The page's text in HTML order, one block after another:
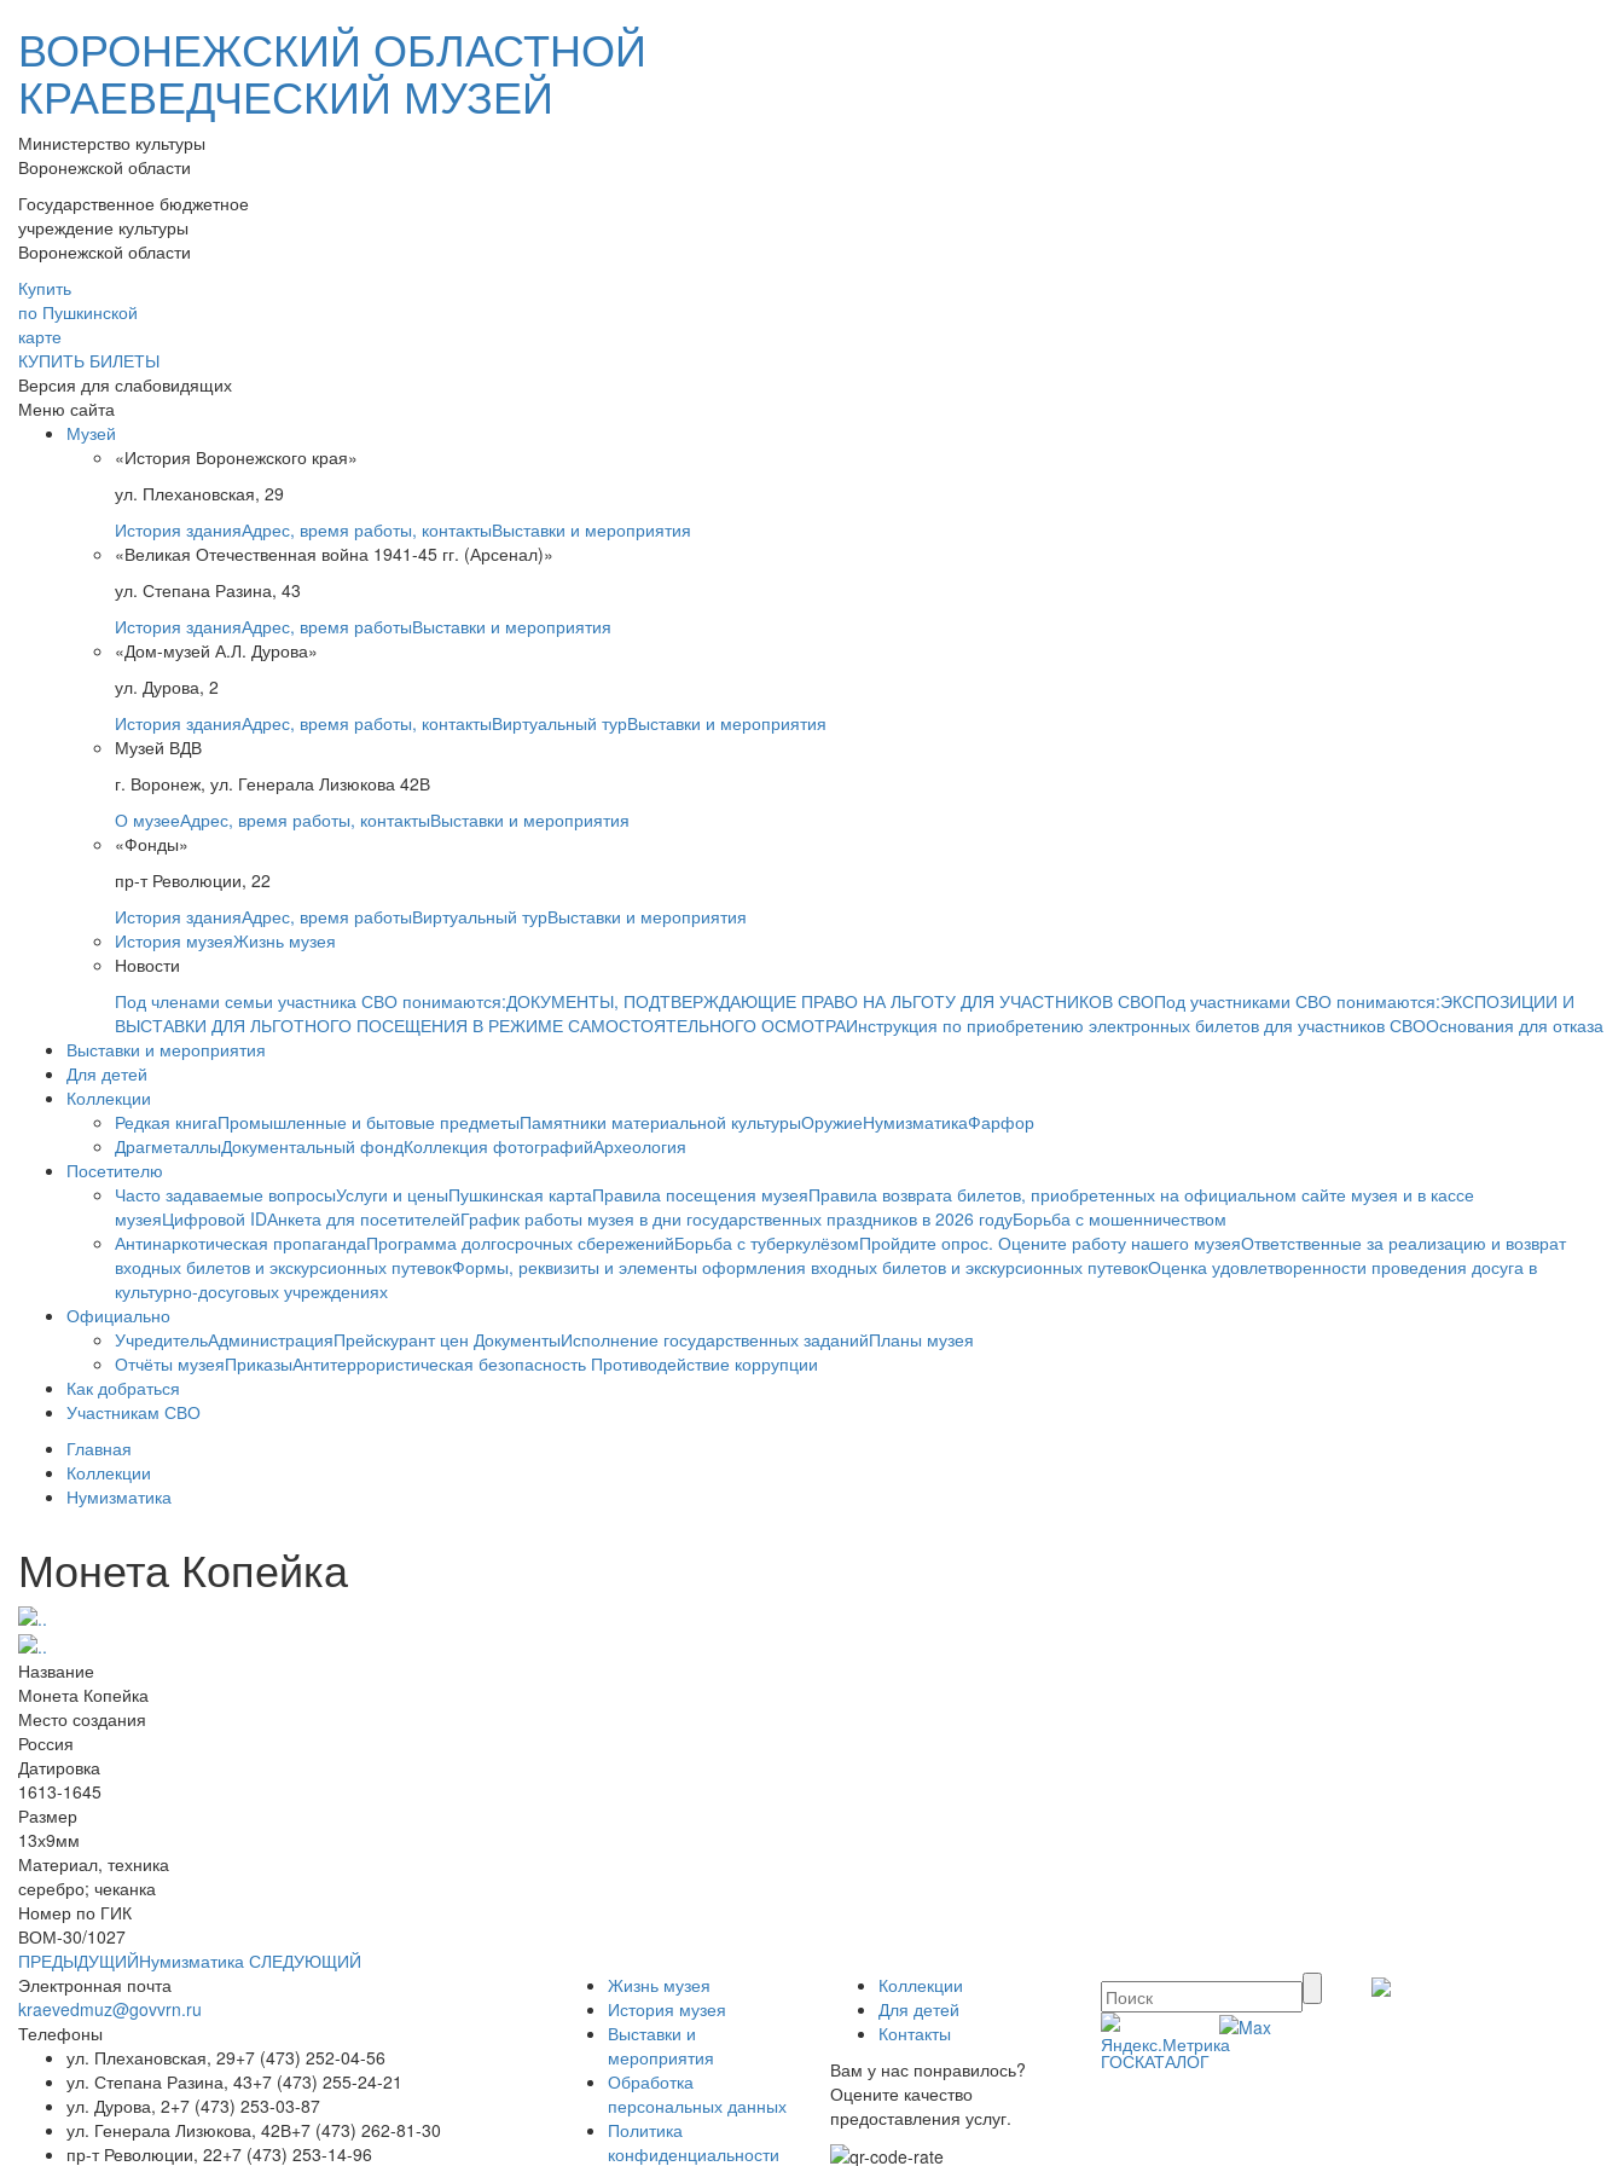
ВОРОНЕЖСКИЙ ОБЛАСТНОЙ
КРАЕВЕДЧЕСКИЙ МУЗЕЙ
Министерство культуры
Воронежской области
Государственное бюджетное
учреждение культуры
Воронежской области
Купить
по Пушкинской
карте
КУПИТЬ БИЛЕТЫ
Версия для слабовидящих
Меню сайта
Музей
«История Воронежского края»
ул. Плехановская, 29
История зданияАдрес, время работы, контактыВыставки и мероприятия
«Великая Отечественная война 1941-45 гг. (Арсенал)»
ул. Степана Разина, 43
История зданияАдрес, время работыВыставки и мероприятия
«Дом-музей А.Л. Дурова»
ул. Дурова, 2
История зданияАдрес, время работы, контактыВиртуальный турВыставки и мероприятия
Музей ВДВ
г. Воронеж, ул. Генерала Лизюкова 42В
О музееАдрес, время работы, контактыВыставки и мероприятия
«Фонды»
пр-т Революции, 22
История зданияАдрес, время работыВиртуальный турВыставки и мероприятия
История музеяЖизнь музея
Новости
Под членами семьи участника СВО понимаются:ДОКУМЕНТЫ, ПОДТВЕРЖДАЮЩИЕ ПРАВО НА ЛЬГОТУ ДЛЯ УЧАСТНИКОВ СВОПод участниками СВО понимаются:ЭКСПОЗИЦИИ И
ВЫСТАВКИ ДЛЯ ЛЬГОТНОГО ПОСЕЩЕНИЯ В РЕЖИМЕ САМОСТОЯТЕЛЬНОГО ОСМОТРАИнструкция по приобретению электронных билетов для участников СВООснования для отказа
Выставки и мероприятия
Для детей
Коллекции
Редкая книгаПромышленные и бытовые предметыПамятники материальной культурыОружиеНумизматикаФарфор
ДрагметаллыДокументальный фондКоллекция фотографийАрхеология
Посетителю
Часто задаваемые вопросыУслуги и ценыПушкинская картаПравила посещения музеяПравила возврата билетов, приобретенных на официальном сайте музея и в кассе
музеяЦифровой IDАнкета для посетителейГрафик работы музея в дни государственных праздников в 2026 годуБорьба с мошенничеством
Антинаркотическая пропагандаПрограмма долгосрочных сбереженийБорьба с туберкулёзомПройдите опрос. Оцените работу нашего музеяОтветственные за реализацию и возврат
входных билетов и экскурсионных путевокФормы, реквизиты и элементы оформления входных билетов и экскурсионных путевокОценка удовлетворенности проведения досуга в
культурно-досуговых учреждениях
Официально
УчредительАдминистрацияПрейскурант цен ДокументыИсполнение государственных заданийПланы музея
Отчёты музеяПриказыАнтитеррористическая безопасность Противодействие коррупции
Как добраться
Участникам СВО
Главная
Коллекции
Нумизматика
Монета Копейка
Название
Монета Копейка
Место создания
Россия
Датировка
1613-1645
Размер
13х9мм
Материал, техника
серебро; чеканка
Номер по ГИК
ВОМ-30/1027
ПРЕДЫДУЩИЙНумизматика СЛЕДУЮЩИЙ
Электронная почта
kraevedmuz@govvrn.ru
Телефоны
ул. Плехановская, 29+7 (473) 252-04-56
ул. Степана Разина, 43+7 (473) 255-24-21
ул. Дурова, 2+7 (473) 253-03-87
ул. Генерала Лизюкова, 42В+7 (473) 262-81-30
пр-т Революции, 22+7 (473) 253-14-96
Жизнь музея
История музея
Выставки и
мероприятия
Обработка
персональных данных
Политика
конфиденциальности
Коллекции
Для детей
Контакты
Вам у нас понравилось?
Оцените качество
предоставления услуг.
ГОСКАТАЛОГ